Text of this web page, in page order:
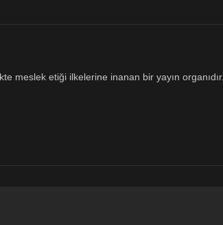
meslek etiği ilkelerine inanan bir yayın organıdır.